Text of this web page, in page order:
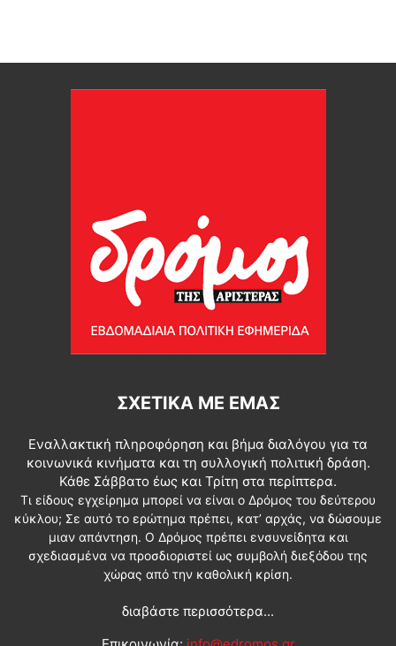
ΣΧΕΤΙΚΆ ΜΕ ΕΜΆΣ
Εναλλακτική πληροφόρηση και βήμα διαλόγου για τα
κοινωνικά κινήματα και τη συλλογική πολιτική δράση.
Κάθε Σάββατο έως και Τρίτη στα περίπτερα.
Τι είδους εγχείρημα μπορεί να είναι ο Δρόμος του δεύτερου
κύκλου; Σε αυτό το ερώτημα πρέπει, κατ’ αρχάς, να δώσουμε
μιαν απάντηση. Ο Δρόμος πρέπει ενσυνείδητα και
σχεδιασμένα να προσδιοριστεί ως συμβολή διεξόδου της
χώρας από την καθολική κρίση.
διαβάστε περισσότερα...